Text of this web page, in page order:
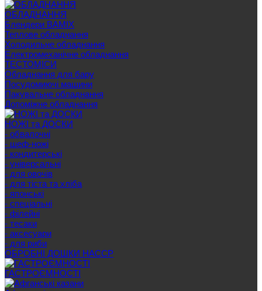
ОБЛАДНАННЯ
Блендери BAMIX
Теплове обладнання
Холодильне обладнання
Електромеханічне обладнання
ТЕСТОМІСИ
Обладнання для бару
Посудомиючі машини
Пакувальне обладнання
Допоміжне обладнання
НОЖІ та ДОСКИ
- обвалочні
- шеф-ножі
- кондитерські
- універсальні
- для овочів
- для тіста та хліба
- японські
- спеціальні
- філейні
- тесаки
- аксесуари
- для риби
ОБРОБНІ ДОШКИ HACCP
ГАСТРОЄМНОСТІ